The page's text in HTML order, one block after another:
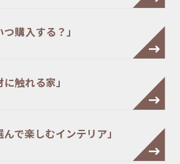
購入する？」
触れる家」
で楽しむインテリア」